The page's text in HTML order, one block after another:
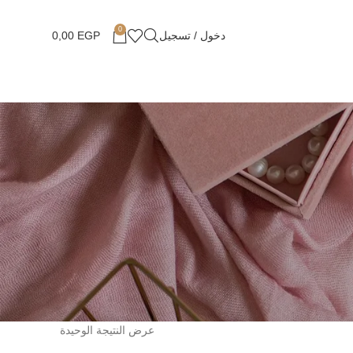
دخول / تسجيل 0
0,00 EGP
عرض النتيجة الوحيدة